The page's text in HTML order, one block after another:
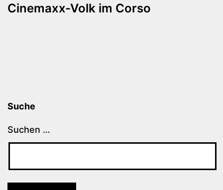
Cinemaxx-Volk im Corso
Suche
Suchen …